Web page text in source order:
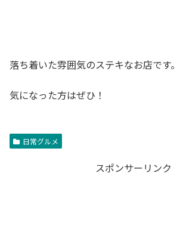
落ち着いた雰囲気のステキなお店です。
気になった方はぜひ！
日常グルメ
スポンサーリンク